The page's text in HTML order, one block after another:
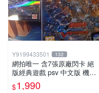
Y9199433501 132
網拍唯一 含7張原廠閃卡 絕
版經典遊戲 psv 中文版 機動
戰士 鋼彈 極限VS. FORCE
$1,990